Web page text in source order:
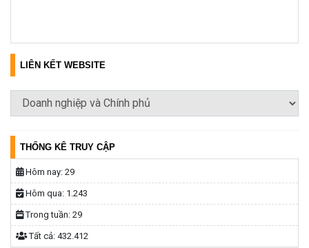
LIÊN KẾT WEBSITE
THỐNG KÊ TRUY CẬP
Hôm nay: 29
Hôm qua: 1.243
Trong tuần: 29
Tất cả: 432.412